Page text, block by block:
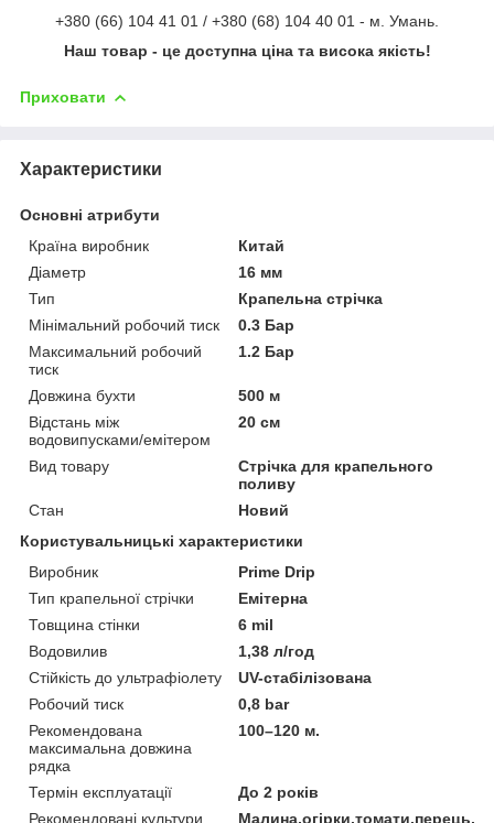
+380 (66) 104 41 01 / +380 (68) 104 40 01 - м. Умань.
Наш товар - це доступна ціна та висока якість!
Приховати
Характеристики
Основні атрибути
Країна виробник
Китай
Діаметр
16 мм
Тип
Крапельна стрічка
Мінімальний робочий тиск
0.3 Бар
Максимальний робочий
тиск
1.2 Бар
Довжина бухти
500 м
Відстань між
водовипусками/емітером
20 см
Вид товару
Стрічка для крапельного
поливу
Стан
Новий
Користувальницькі характеристики
Виробник
Prime Drip
Тип крапельної стрічки
Емітерна
Товщина стінки
6 mil
Водовилив
1,38 л/год
Стійкість до ультрафіолету
UV-стабілізована
Робочий тиск
0,8 bar
Рекомендована
максимальна довжина
рядка
100–120 м.
Термін експлуатації
До 2 років
Рекомендовані культури